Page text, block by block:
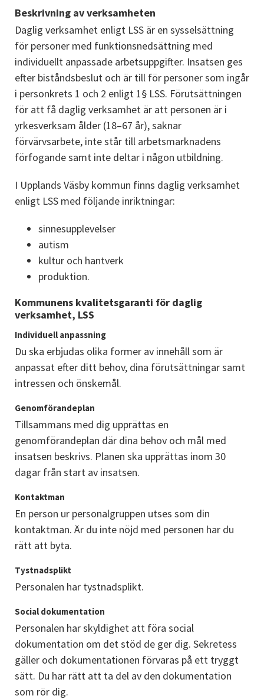
Beskrivning av verksamheten
Daglig verksamhet enligt LSS är en sysselsättning
för personer med funktionsnedsättning med
individuellt anpassade arbetsuppgifter. Insatsen ges
efter biståndsbeslut och är till för personer som ingår
i personkrets 1 och 2 enligt 1§ LSS. Förutsättningen
för att få daglig verksamhet är att personen är i
yrkesverksam ålder (18–67 år), saknar
förvärvsarbete, inte står till arbetsmarknadens
förfogande samt inte deltar i någon utbildning.
I Upplands Väsby kommun finns daglig verksamhet
enligt LSS med följande inriktningar:
sinnesupplevelser
autism
kultur och hantverk
produktion.
Kommunens kvalitetsgaranti för daglig
verksamhet, LSS
Individuell anpassning
Du ska erbjudas olika former av innehåll som är
anpassat efter ditt behov, dina förutsättningar samt
intressen och önskemål.
Genomförandeplan
Tillsammans med dig upprättas en
genomförandeplan där dina behov och mål med
insatsen beskrivs. Planen ska upprättas inom 30
dagar från start av insatsen.
Kontaktman
En person ur personalgruppen utses som din
kontaktman. Är du inte nöjd med personen har du
rätt att byta.
Tystnadsplikt
Personalen har tystnadsplikt.
Social dokumentation
Personalen har skyldighet att föra social
dokumentation om det stöd de ger dig. Sekretess
gäller och dokumentationen förvaras på ett tryggt
sätt. Du har rätt att ta del av den dokumentation
som rör dig.